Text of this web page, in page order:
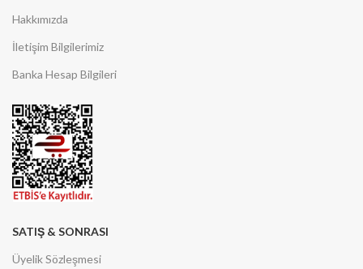
Hakkımızda
İletişim Bilgilerimiz
Banka Hesap Bilgileri
SATIŞ & SONRASI
Üyelik Sözleşmesi